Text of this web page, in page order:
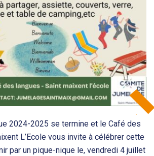
2024-2025 se termine et le Café des
L’Ecole vous invite à célébrer cette
par un pique-nique le, vendredi 4 juillet